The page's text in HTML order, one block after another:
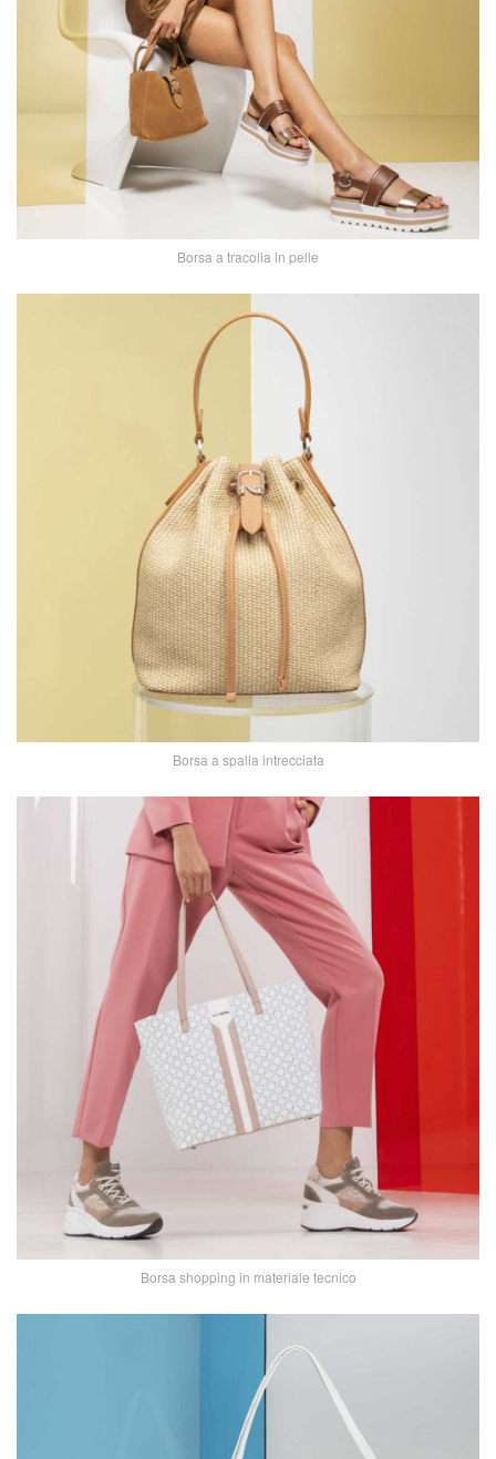
Borsa a tracolla in pelle
Borsa a spalla intrecciata
Borsa shopping in materiale tecnico